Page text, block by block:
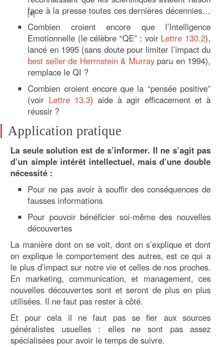
face à la presse toutes ces dernières décennies…
[4]
Combien croient encore que l’Intelligence
Emotionnelle (le célèbre “QE” : voir Lettre 130.2),
lancé en 1995 (sans doute pour limiter l’impact du
best seller de Herrnstein & Murrayparu en 1994),
remplace le QI ?
Combien croient encore que la “pensée positive”
(voir Lettre 13.3) aide à agir efficacement et à
réussir ?
Application pratique
La seule solution est de s’informer. Il ne s’agit pas
d’un simple intérêt intellectuel, mais d’une double
nécessité :
Pour ne pas avoir à souffir des conséquences de
fausses informations
Pour pouvoir bénéficier soi-même des nouvelles
découvertes
La manière dont on se voit, dont on s’explique et dont
on explique le comportement des autres, est ce qui a
le plus d’impact sur notre vie et celles de nos proches.
En marketing, communication, et management, ces
nouvelles découvertes sont et seront de plus en plus
utilisées. Il ne faut pas rester à côté.
Et pour cela il ne faut pas se fier aux sources
généralistes usuelles : elles ne sont pas assez
spécialisées pour avoir le temps de suivre.